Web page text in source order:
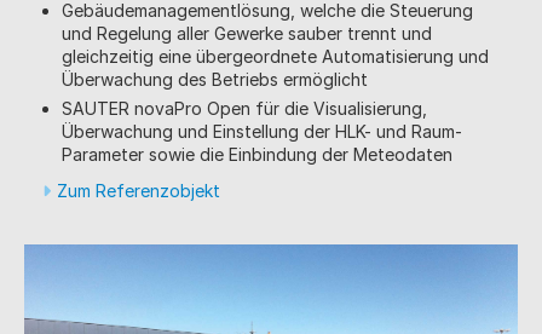
Gebäudemanagementlösung, welche die Steuerung
und Regelung aller Gewerke sauber trennt und
gleichzeitig eine übergeordnete Automatisierung und
Überwachung des Betriebs ermöglicht
SAUTER novaPro Open für die Visualisierung,
Überwachung und Einstellung der HLK- und Raum-
Parameter sowie die Einbindung der Meteodaten
Zum Referenzobjekt